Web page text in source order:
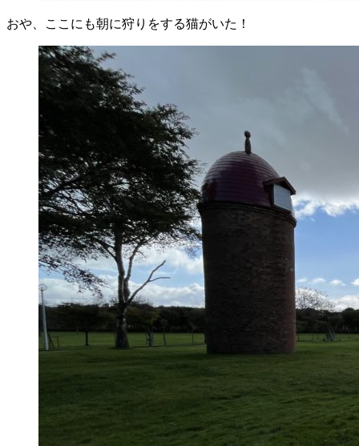
おや、ここにも朝に狩りをする猫がいた！